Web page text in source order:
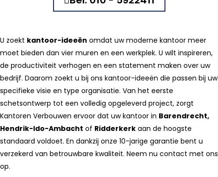
U zoekt kantoor-ideeën omdat uw moderne kantoor meer
moet bieden dan vier muren en een werkplek. U wilt inspireren,
de productiviteit verhogen en een statement maken over uw
bedrijf. Daarom zoekt u bij ons kantoor-ideeën die passen bij uw
specifieke visie en type organisatie. Van het eerste
schetsontwerp tot een volledig opgeleverd project, zorgt
Kantoren Verbouwen ervoor dat uw kantoor in Barendrecht,
Hendrik-Ido-Ambacht of Ridderkerk aan de hoogste
standaard voldoet. En dankzij onze 10-jarige garantie bent u
verzekerd van betrouwbare kwaliteit. Neem nu contact met ons
op.